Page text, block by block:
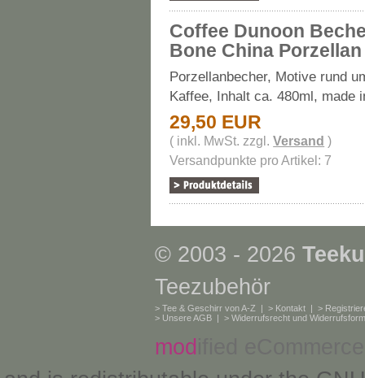
Coffee Dunoon
Bone China Porzellan
Porzellanbecher, Motive rund
Kaffee, Inhalt ca. 480ml, made
29,50 EUR
( inkl. MwSt. zzgl.Versand )
Versandpunkte pro Artikel: 7
© 2003 - 2026
Teezubehör
> Tee & Geschirr von A-Z | > Kontakt | >
> Unsere AGB | > Widerrufsrecht und
mod